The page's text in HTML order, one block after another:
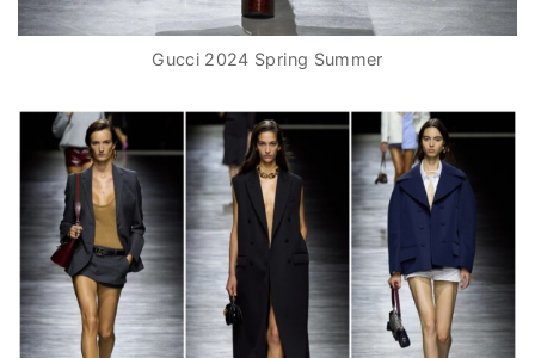
Gucci 2024 Spring Summer